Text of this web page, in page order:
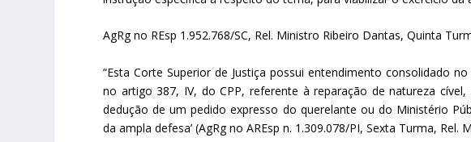
AgRg no REsp 1.952.768/SC, Rel. Ministro Ribeiro Dantas, Quinta
“Esta Corte Superior de Justiça possui entendimento consolidado
no artigo 387, IV, do CPP, referente à reparação de natureza
dedução de um pedido expresso do querelante ou do Ministério
da ampla defesa’ (AgRg no AREsp n. 1.309.078/PI, Sexta Turma, Rel.